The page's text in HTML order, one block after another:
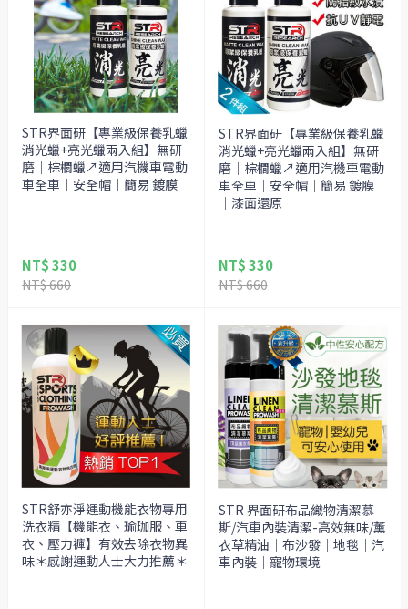
STR界面研【專業級保養乳蠟
消光蠟+亮光蠟兩入組】無研
磨｜棕櫚蠟↗適用汽機車電動
車全車｜安全帽｜簡易 鍍膜
NT$ 330
NT$ 660
STR界面研【專業級保養乳蠟
消光蠟+亮光蠟兩入組】無研
磨｜棕櫚蠟↗適用汽機車電動
車全車｜安全帽｜簡易 鍍膜
｜漆面還原
NT$ 330
NT$ 660
STR舒亦淨運動機能衣物專用
洗衣精【機能衣、瑜珈服、車
衣、壓力褲】有效去除衣物異
味＊感謝運動人士大力推薦＊
STR 界面研布品織物清潔慕
斯/汽車內裝清潔-高效無味/薰
衣草精油｜布沙發｜地毯｜汽
車內裝｜寵物環境